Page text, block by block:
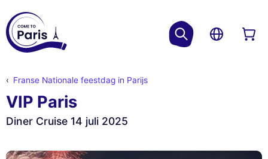
Franse Nationale feestdag in Parijs
VIP Paris
Diner Cruise 14 juli 2025